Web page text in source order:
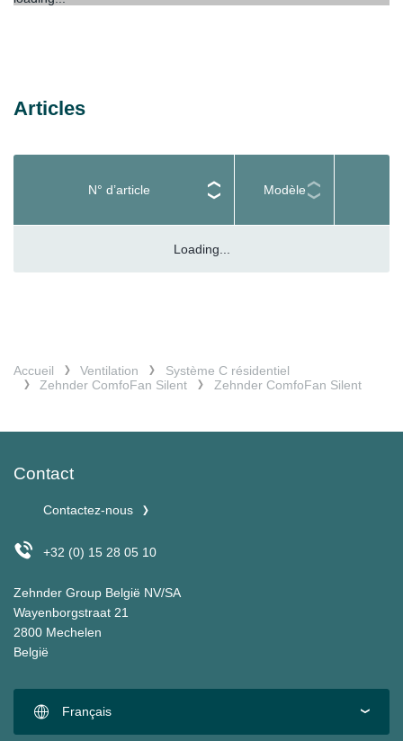
Articles
N° d’article Modèle
Loading...
Accueil Ventilation
Système C résidentiel
Zehnder ComfoFan Silent
Zehnder ComfoFan Silent
Contact
Contactez-nous
+32 (0) 15 28 05 10
Zehnder Group België NV/SA
Wayenborgstraat 21
2800 Mechelen
België
Français